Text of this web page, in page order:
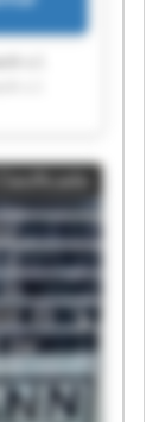
s.l.
s.l.
s.l.
s.l.